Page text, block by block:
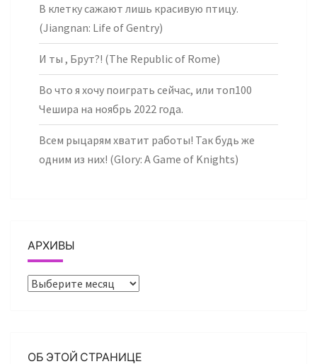
В клетку сажают лишь красивую птицу.
(Jiangnan: Life of Gentry)
И ты , Брут?! (The Republic of Rome)
Во что я хочу поиграть сейчас, или топ100
Чешира на ноябрь 2022 года.
Всем рыцарям хватит работы! Так будь же
одним из них! (Glory: A Game of Knights)
АРХИВЫ
Архивы
ОБ ЭТОЙ СТРАНИЦЕ